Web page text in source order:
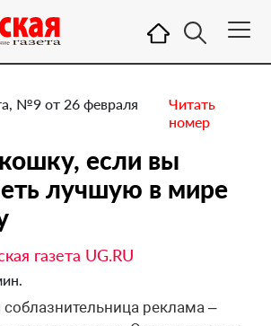
№9 от 26 февраля
Читать
номер
если вы
лучшую в мире
газета UG.RU
соблазнительница реклама –